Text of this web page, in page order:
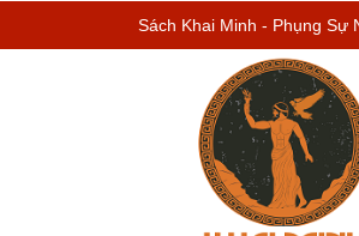
Sách Khai Minh - Phụng Sự